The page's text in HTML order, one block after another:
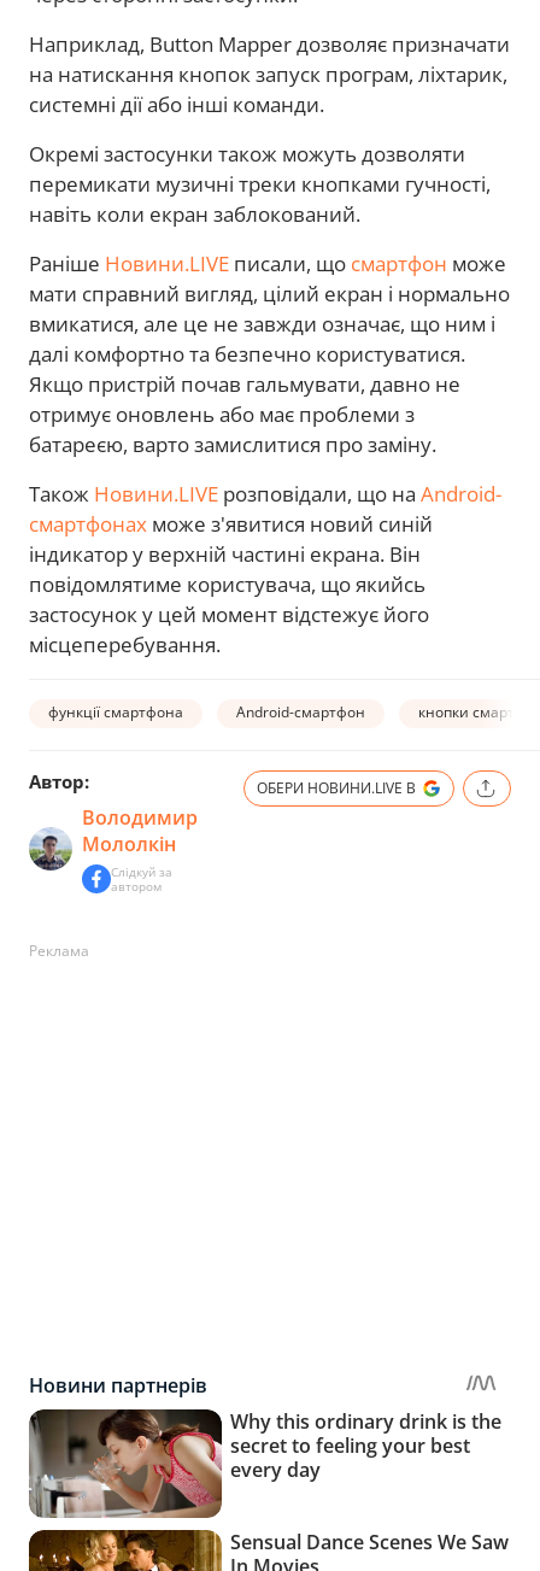
Наприклад, Button Mapper дозволяє призначати
на натискання кнопок запуск програм, ліхтарик,
системні дії або інші команди.
Окремі застосунки також можуть дозволяти
перемикати музичні треки кнопками гучності,
навіть коли екран заблокований.
Раніше Новини.LIVE писали, що смартфон може
мати справний вигляд, цілий екран і нормально
вмикатися, але це не завжди означає, що ним і
далі комфортно та безпечно користуватися.
Якщо пристрій почав гальмувати, давно не
отримує оновлень або має проблеми з
батареєю, варто замислитися про заміну.
Також Новини.LIVE розповідали, що на Android-
смартфонах може з'явитися новий синій
індикатор у верхній частині екрана. Він
повідомлятиме користувача, що якийсь
застосунок у цей момент відстежує його
місцеперебування.
функції смартфона Android-смартфон кнопки
Автор:
Володимир
Мололкін
Слідкуй за
автором
ОБЕРИ НОВИНИ.LIVE В
Реклама